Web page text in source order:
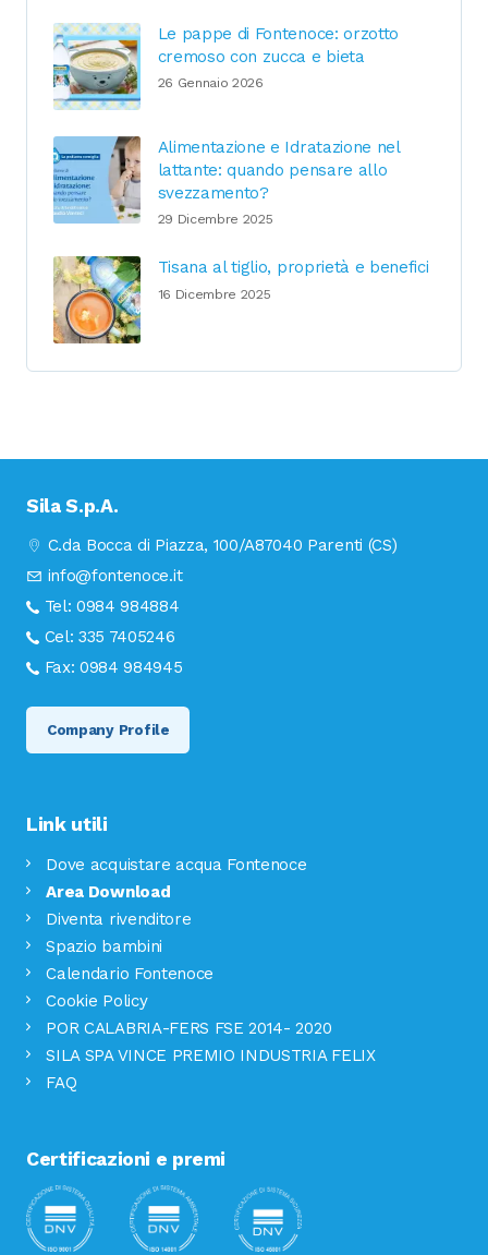
Le pappe di Fontenoce: orzotto
cremoso con zucca e bieta
26 Gennaio 2026
Alimentazione e Idratazione nel
lattante: quando pensare allo
svezzamento?
29 Dicembre 2025
Tisana al tiglio, proprietà e benefici
16 Dicembre 2025
Sila S.p.A.
C.da Bocca di Piazza, 100/A87040 Parenti (CS)
info@fontenoce.it
Tel:0984 984884
Cel:335 7405246
Fax:0984 984945
Company Profile
Link utili
Dove acquistare acqua Fontenoce
Area Download
Diventa rivenditore
Spazio bambini
Calendario Fontenoce
Cookie Policy
POR CALABRIA-FERS FSE 2014- 2020
SILA SPA VINCE PREMIO INDUSTRIA FELIX
FAQ
Certificazioni e premi